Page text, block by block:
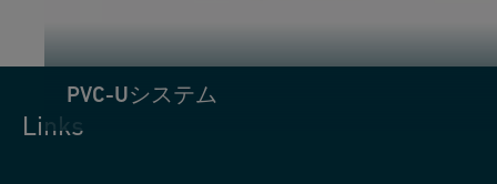
PVC-Uシステム
Links